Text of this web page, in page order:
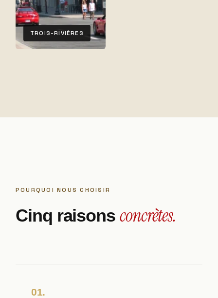
TROIS-RIVIÈRES
POURQUOI NOUS CHOISIR
Cinq raisons concrètes.
01.